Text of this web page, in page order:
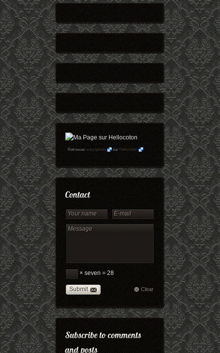
Retrouvezmaryophoto surHellocoton
× seven = 28
Submit Clear